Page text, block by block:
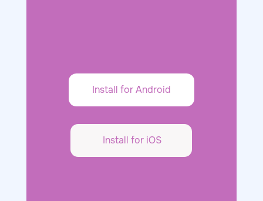
Install for Android
Install for iOS